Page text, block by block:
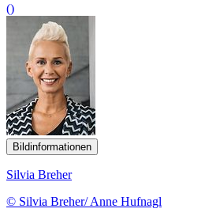
()
Bildinformationen
Silvia Breher
© Silvia Breher/ Anne Hufnagl